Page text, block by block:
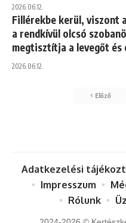
2026.06.12.
Fillérekbe kerül, viszont
a rendkívül olcsó
megtisztítja a levegőt és
2026.06.12.
Előző
Adatkezelési
Impresszum
Rólunk